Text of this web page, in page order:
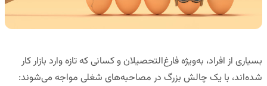
بسیاری از افراد، به‌ویژه فارغ‌التحصیلان و کسانی که تازه وارد بازار کار
شده‌اند، با یک چالش بزرگ در مصاحبه‌های شغلی مواجه می‌شوند: